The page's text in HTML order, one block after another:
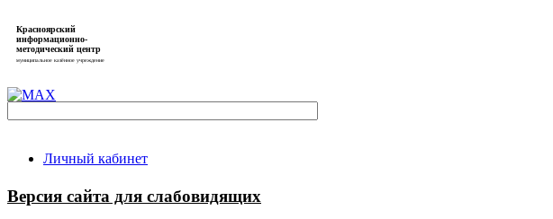
Красноярский
информационно-
методический центр
муниципальное казённое учреждение
Личный кабинет
Версия сайта для слабовидящих